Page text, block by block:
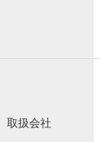
取扱会社